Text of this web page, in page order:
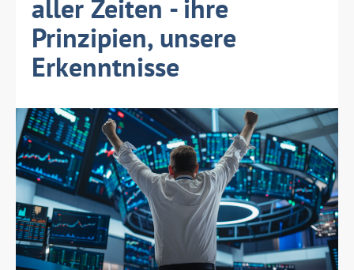
aller Zeiten - ihre
Prinzipien, unsere
Erkenntnisse